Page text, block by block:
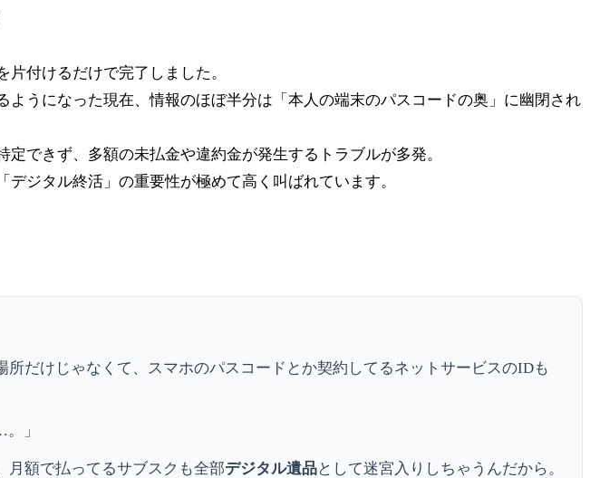
付けるだけで完了しました。
うになった現在、情報のほぼ半分は「本人の端末のパスコードの奥」に幽閉され
できず、多額の未払金や違約金が発生するトラブルが多発。
ジタル終活」の重要性が極めて高く叫ばれています。
だけじゃなくて、スマホのパスコードとか契約してるネットサービスのIDも
」
月額で払ってるサブスクも全部デジタル遺品として迷宮入りしちゃうんだから。